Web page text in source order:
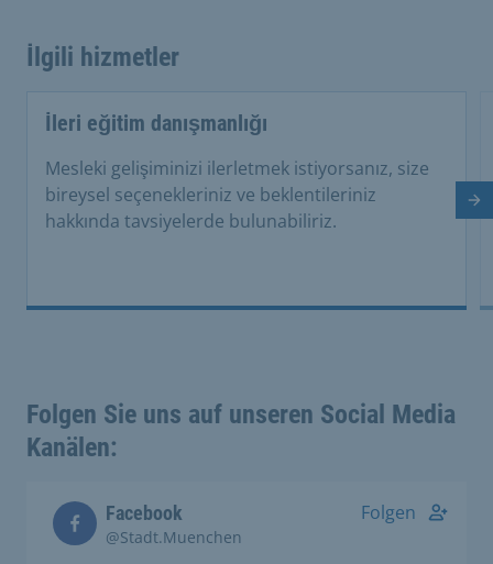
İlgili hizmetler
İleri eğitim danışmanlığı
Mesleki gelişiminizi ilerletmek istiyorsanız, size
bireysel seçenekleriniz ve beklentileriniz
hakkında tavsiyelerde bulunabiliriz.
Folgen Sie uns auf unseren Social Media
Kanälen:
Facebook
@Stadt.Muenchen
Folgen